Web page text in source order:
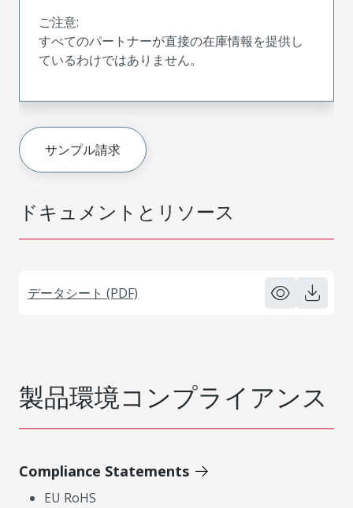
ドキュメントとリソース
データシート (PDF)
ご注意:
すべてのパートナーが直接の在庫情報を提供し
ているわけではありません。
サンプル請求
製品環境コンプライアンス
Compliance Statements
EU RoHS